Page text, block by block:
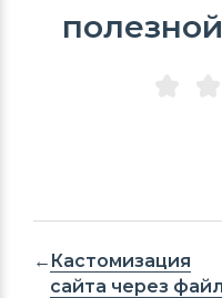
Кастомизация
сайта через